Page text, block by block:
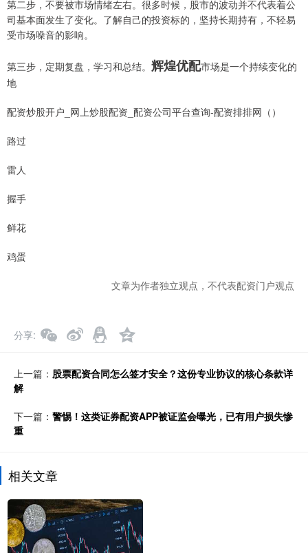
第二步，不要被市场情绪左右。很多时候，股市的波动并不代表着公
司基本面发生了变化。了解自己的投资标的，坚持长期持有，不轻易
受市场噪音的影响。
第三步，定期复盘，学习和总结。 辉煌优配市场是一个持续变化的
地
配资炒股开户_网上炒股配资_配资公司平台查询-配资排排网（）
路过
雷人
握手
鲜花
鸡蛋
文章为作者独立观点，不代表配资门户观点
分享
上一篇： 股票配资合同怎么签才安全？这份专业协议的核心条款详
解
下一篇： 警惕！这类证券配资APP被证监会曝光，已有用户损失惨
重
相关文章